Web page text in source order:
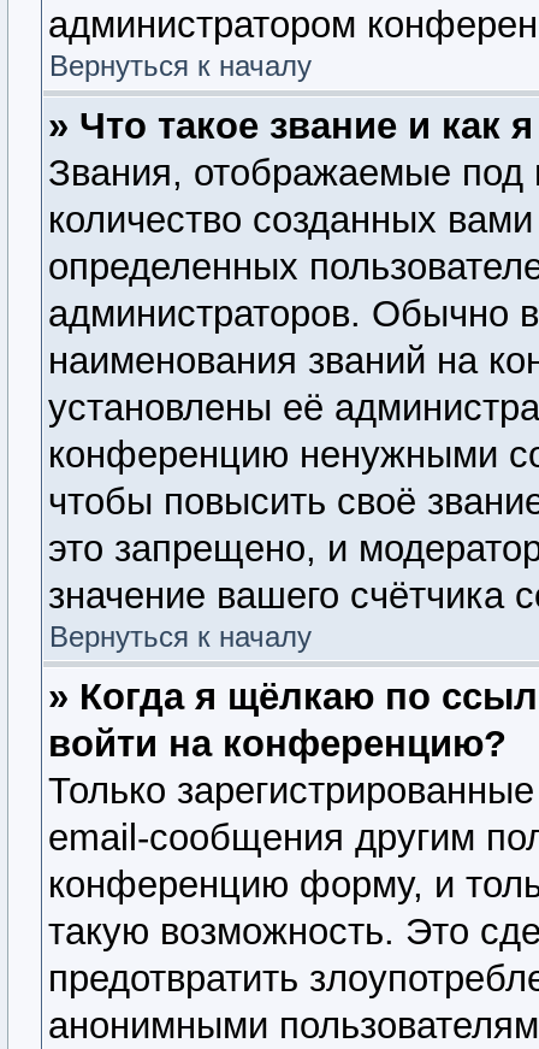
администратором
Вернуться к началу
» Что такое звание и как
Звания, отображаемые
количество созданных
определенных
администраторов. Обычно
наименования званий на
установлены её
конференцию ненужными
чтобы повысить своё
это запрещено, и
значение вашего счётчика
Вернуться к началу
» Когда я щёлкаю по
войти на конференцию?
Только
email-сообщения другим
конференцию форму, и
такую возможность. Это
предотвратить
анонимными